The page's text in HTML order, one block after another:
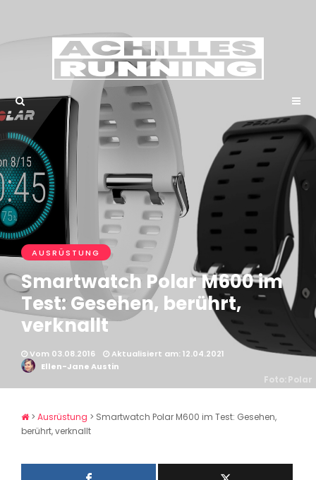
AUSRÜSTUNG
Smartwatch Polar M600 im
Test: Gesehen, berührt,
verknallt
Vom 03.08.2016
Aktualisiert am: 12.04.2021
Ellen-Jane Austin
Foto: Polar
> Ausrüstung > Smartwatch Polar M600 im Test: Gesehen,
berührt, verknallt